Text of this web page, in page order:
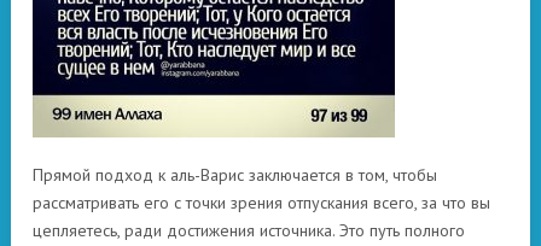
Прямой подход к аль-Варис заключается в том, чтобы
рассматривать его с точки зрения отпускания всего, за что вы
цепляетесь, ради достижения источника. Это путь полного